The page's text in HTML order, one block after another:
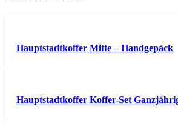
Hauptstadtkoffer Mitte – Handgepäck
Hauptstadtkoffer Koffer-Set